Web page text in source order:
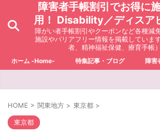
障害者手帳割引でお得に
用！ Disability／ディスア
障がい者手帳割引やクーポンなど各種減
施設やバリアフリー情報を掲載していま
者、精神福祉保健、療育手帳）
ホーム -Home- 特集記事・ブログ 障害
HOME > 関東地方 > 東京都 >
東京都